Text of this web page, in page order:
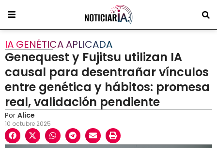
IA GENÉTICA APLICADA
Genequest y Fujitsu utilizan IA
causal para desentrañar vínculos
entre genética y hábitos: promesa
real, validación pendiente
Por Alice
10 octubre 2025